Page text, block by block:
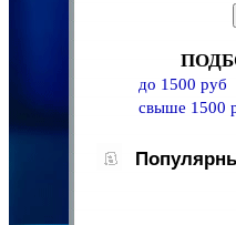
до 1500 руб
свыше 1500